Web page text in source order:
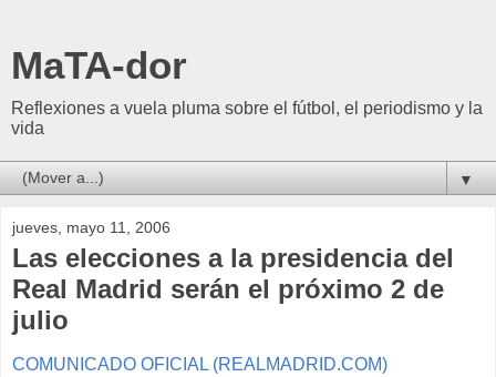
MaTA-dor
Reflexiones a vuela pluma sobre el fútbol, el periodismo y la
vida
▼
jueves, mayo 11, 2006
Las elecciones a la presidencia del
Real Madrid serán el próximo 2 de
julio
COMUNICADO OFICIAL (REALMADRID.COM)